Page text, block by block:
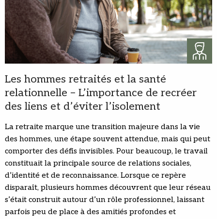
Les hommes retraités et la santé
relationnelle – L’importance de recréer
des liens et d’éviter l’isolement
La retraite marque une transition majeure dans la vie
des hommes, une étape souvent attendue, mais qui peut
comporter des défis invisibles. Pour beaucoup, le travail
constituait la principale source de relations sociales,
d’identité et de reconnaissance. Lorsque ce repère
disparaît, plusieurs hommes découvrent que leur réseau
s’était construit autour d’un rôle professionnel, laissant
parfois peu de place à des amitiés profondes et